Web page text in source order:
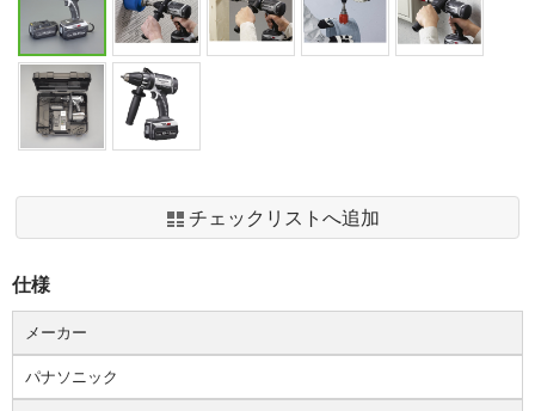
チェックリストへ追加
仕様
メーカー
パナソニック